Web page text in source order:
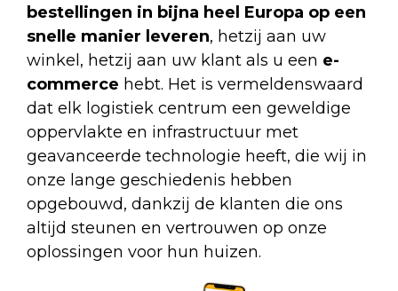
bestellingen in bijna heel Europa op een
snelle manier leveren, hetzij aan uw
winkel, hetzij aan uw klant als u een e-
commerce hebt. Het is vermeldenswaard
dat elk logistiek centrum een geweldige
oppervlakte en infrastructuur met
geavanceerde technologie heeft, die wij in
onze lange geschiedenis hebben
opgebouwd, dankzij de klanten die ons
altijd steunen en vertrouwen op onze
oplossingen voor hun huizen.